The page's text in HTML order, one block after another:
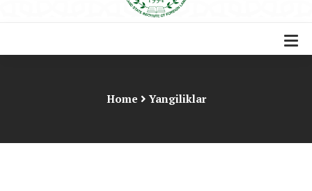
Home Yangiliklar